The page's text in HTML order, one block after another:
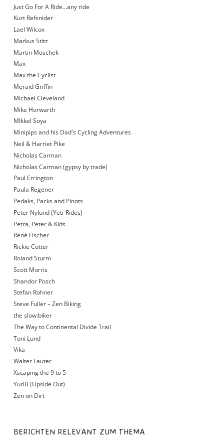
Just Go For A Ride…any ride
Kurt Refsnider
Lael Wilcox
Markus Stitz
Martin Moschek
Max
Max the Cyclist
Meraid Griffin
Michael Cleveland
Mike Horwarth
MIkkel Soya
Minipips and his Dad's Cycling Adventures
Neil & Harriet Pike
Nicholas Carman
Nicholas Carman (gypsy by trade)
Paul Errington
Paula Regener
Pedaks, Packs and Pinots
Peter Nylund (Yeti-Rides)
Petra, Peter & Kids
Renè Fischer
Rickie Cotter
Roland Sturm
Scott Morris
Shandor Posch
Stefan Rohner
Steve Fuller – Zen Biking
the slow:biker
The Way to Continental Divide Trail
Toni Lund
Vika
Walter Lauter
Xscaping the 9 to 5
YuriB (Upside Out)
Zen on Dirt
BERICHTEN RELEVANT ZUM THEMA